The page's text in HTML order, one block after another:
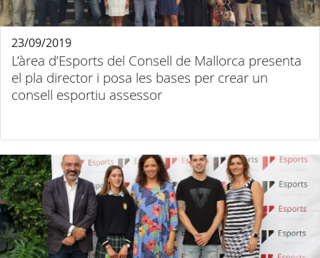
L’àrea d’Esports del Consell de Mallorca presenta
el pla director i posa les bases per crear un
consell esportiu assessor
23/09/2019